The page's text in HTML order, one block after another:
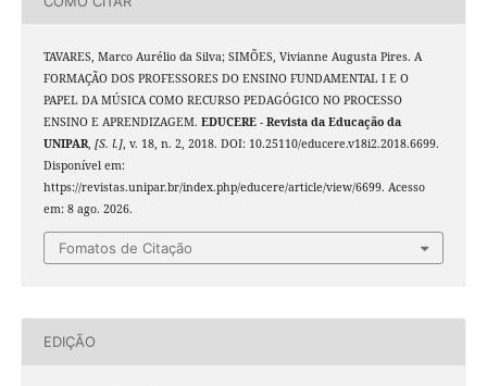
TAVARES, Marco Aurélio da Silva; SIMÕES, Vivianne Augusta Pires. A
FORMAÇÃO DOS PROFESSORES DO ENSINO FUNDAMENTAL I E O
PAPEL DA MÚSICA COMO RECURSO PEDAGÓGICO NO PROCESSO
ENSINO E APRENDIZAGEM. EDUCERE - Revista da Educação da
UNIPAR, [S. l.], v. 18, n. 2, 2018. DOI: 10.25110/educere.v18i2.2018.6699.
Disponível em:
https://revistas.unipar.br/index.php/educere/article/view/6699. Acesso
em: 8 ago. 2026.
Fomatos de Citação
EDIÇÃO